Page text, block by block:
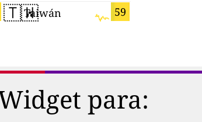
🇹🇼 59
Taiwán
para: